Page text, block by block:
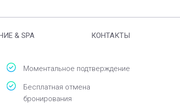
& SPA КОНТАКТЫ
Моментальное подтверждение
Бесплатная отмена
бронирования